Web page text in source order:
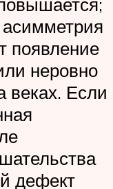
асимметрия
появление
неровно
Если
дефект